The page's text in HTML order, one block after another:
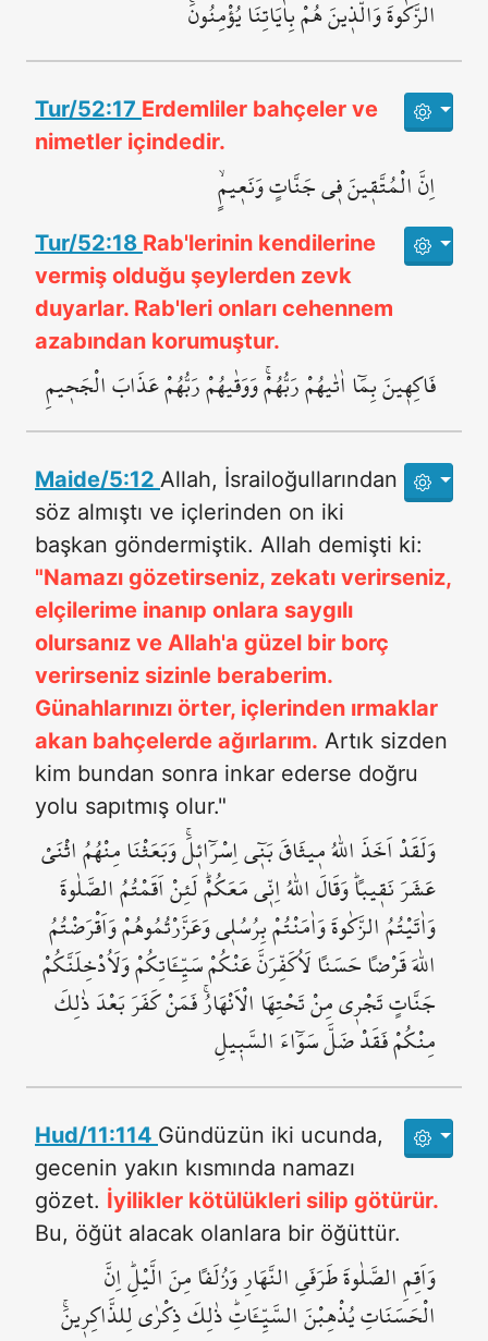
الزَّكٰوةَ وَالَّذ۪ينَ هُمْ بِاٰيَاتِنَا يُؤْمِنُونَۚ
Tur/52:17 Erdemliler bahçeler ve
nimetler içindedir.
اِنَّ الْمُتَّق۪ينَ ف۪ي جَنَّاتٍ وَنَع۪يمٍۙ
Tur/52:18 Rab'lerinin kendilerine
vermiş olduğu şeylerden zevk
duyarlar. Rab'leri onları cehennem
azabından korumuştur.
فَاكِه۪ينَ بِمَٓا اٰتٰيهُمْ رَبُّهُمْۚ وَوَقٰيهُمْ رَبُّهُمْ عَذَابَ الْجَح۪يمِ
Maide/5:12 Allah, İsrailoğullarından
söz almıştı ve içlerinden on iki
başkan göndermiştik. Allah demişti ki:
"Namazı gözetirseniz, zekatı verirseniz,
elçilerime inanıp onlara saygılı
olursanız ve Allah'a güzel bir borç
verirseniz sizinle beraberim.
Günahlarınızı örter, içlerinden ırmaklar
akan bahçelerde ağırlarım. Artık sizden
kim bundan sonra inkar ederse doğru
yolu sapıtmış olur."
وَلَقَدْ اَخَذَ اللّٰهُ م۪يثَاقَ بَن۪ٓي اِسْرَٓائ۪لَۚ وَبَعَثْنَا مِنْهُمُ اثْنَيْ
عَشَرَ نَق۪يباًۜ وَقَالَ اللّٰهُ اِنّ۪ي مَعَكُمْۜ لَئِنْ اَقَمْتُمُ الصَّلٰوةَ
وَاٰتَيْتُمُ الزَّكٰوةَ وَاٰمَنْتُمْ بِرُسُل۪ي وَعَزَّرْتُمُوهُمْ وَاَقْرَضْتُمُ
اللّٰهَ قَرْضاً حَسَناً لَاُكَفِّرَنَّ عَنْكُمْ سَيِّـَٔاتِكُمْ وَلَاُدْخِلَنَّكُمْ
جَنَّاتٍ تَجْر۪ي مِنْ تَحْتِهَا الْاَنْهَارُۚ فَمَنْ كَفَرَ بَعْدَ ذٰلِكَ
مِنْكُمْ فَقَدْ ضَلَّ سَوَٓاءَ السَّب۪يلِ
Hud/11:114 Gündüzün iki ucunda,
gecenin yakın kısmında namazı
gözet. İyilikler kötülükleri silip götürür.
Bu, öğüt alacak olanlara bir öğüttür.
وَاَقِمِ الصَّلٰوةَ طَرَفَيِ النَّهَارِ وَزُلَفاً مِنَ الَّيْلِۜ اِنَّ
الْحَسَنَاتِ يُذْهِبْنَ السَّيِّـَٔاتِۜ ذٰلِكَ ذِكْرٰى لِلذَّاكِر۪ينَۚ